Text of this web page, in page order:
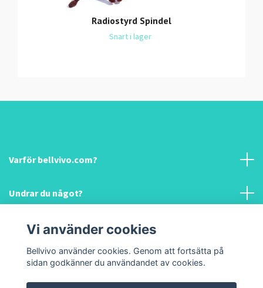
Radiostyrd Spindel
Snart i lager
Varför bellvivo.com?
Undrar du något?
Information & hjälp!
Sociala medier
Vi använder cookies
Bellvivo använder cookies. Genom att fortsätta på
sidan godkänner du användandet av cookies.